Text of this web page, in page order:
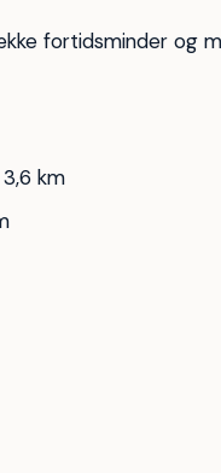
fortidsminder og
km